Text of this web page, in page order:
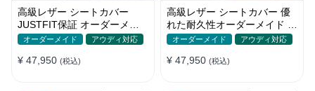
高級レザー シートカバー
JUSTFIT保証 オーダーメイ
ド 取付簡単 通気防水 おしゃ
オーダーメイド アウディ対応
¥ 47,950 (税込)
高級レザー シートカバー 優
れた耐久性オーダーメイド フ
ィット感 防汚防水 おしゃれ
オーダーメイド アウディ対応
¥ 47,950 (税込)